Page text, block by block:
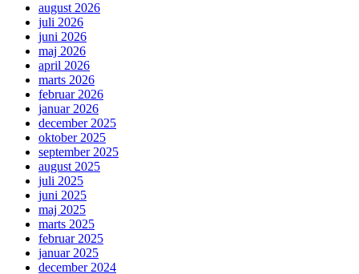
august 2026
juli 2026
juni 2026
maj 2026
april 2026
marts 2026
februar 2026
januar 2026
december 2025
oktober 2025
september 2025
august 2025
juli 2025
juni 2025
maj 2025
marts 2025
februar 2025
januar 2025
december 2024